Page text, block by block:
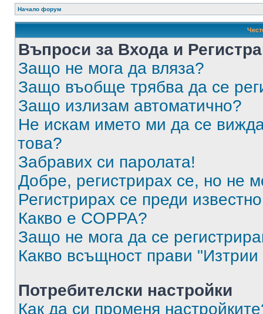
Начало форум
Въпроси за Входа и
Защо не мога да вляза?
Защо въобще трябва да се
Защо излизам автоматично?
Не искам името ми да се
това?
Забравих си паролата!
Добре, регистрирах се, но не
Регистрирах се преди
Какво е COPPA?
Защо не мога да се
Какво всъщност прави "Изтрии
Потребителски настройки
Как да си променя